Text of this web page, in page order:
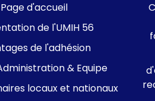
Page d'accueil
de l'UMIH 56
de l'adhésion
& Equipe
locaux et nationaux